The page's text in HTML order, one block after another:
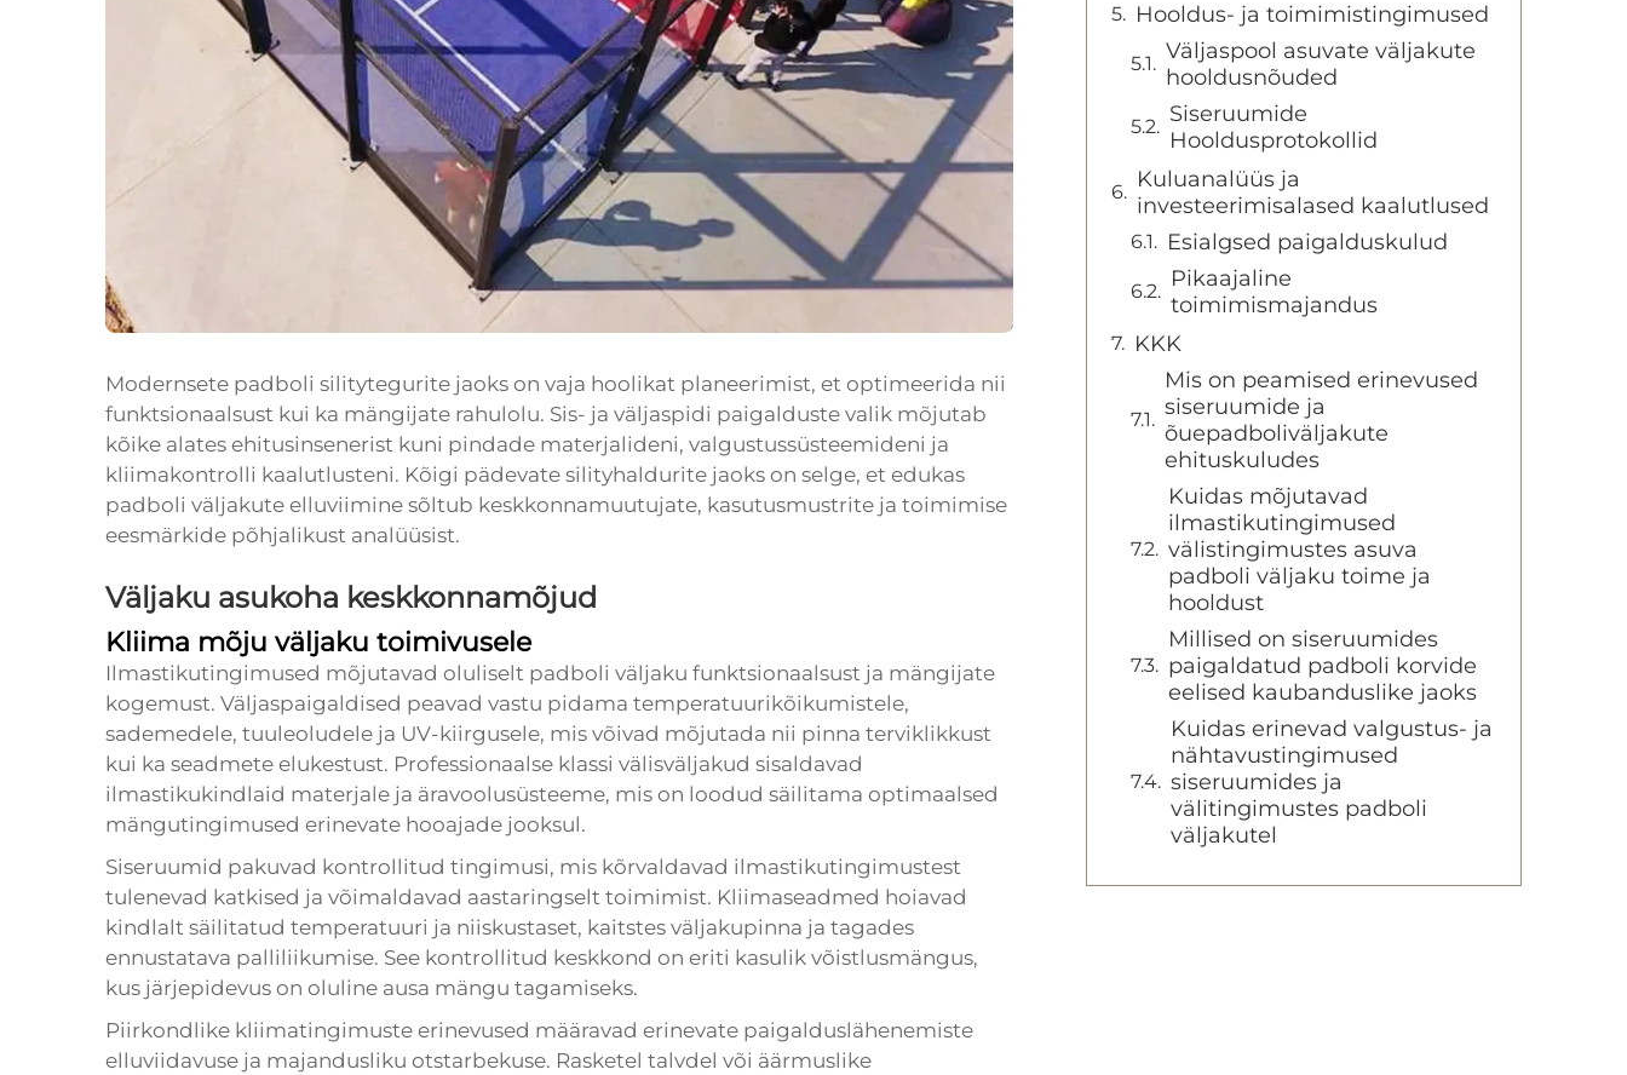
Modernsete padboli silitytegurite jaoks on vaja hoolikat planeerimist, et optimeerida nii
funktsionaalsust kui ka mängijate rahulolu. Sis- ja väljaspidi paigalduste valik mõjutab
kõike alates ehitusinsenerist kuni pindade materjalideni, valgustussüsteemideni ja
kliimakontrolli kaalutlusteni. Kõigi pädevate silityhaldurite jaoks on selge, et edukas
padboli väljakute elluviimine sõltub keskkonnamuutujate, kasutusmustrite ja toimimise
eesmärkide põhjalikust analüüsist.
Väljaku asukoha keskkonnamõjud
Kliima mõju väljaku toimivusele
Ilmastikutingimused mõjutavad oluliselt padboli väljaku funktsionaalsust ja mängijate
kogemust. Väljaspaigaldised peavad vastu pidama temperatuurikõikumistele,
sademedele, tuuleoludele ja UV-kiirgusele, mis võivad mõjutada nii pinna terviklikkust
kui ka seadmete elukestust. Professionaalse klassi välisväljakud sisaldavad
ilmastikukindlaid materjale ja äravoolusüsteeme, mis on loodud säilitama optimaalsed
mängutingimused erinevate hooajade jooksul.
Siseruumid pakuvad kontrollitud tingimusi, mis kõrvaldavad ilmastikutingimustest
tulenevad katkised ja võimaldavad aastaringselt toimimist. Kliimaseadmed hoiavad
kindlalt säilitatud temperatuuri ja niiskustaset, kaitstes väljakupinna ja tagades
ennustatava palliliikumise. See kontrollitud keskkond on eriti kasulik võistlusmängus,
kus järjepidevus on oluline ausa mängu tagamiseks.
Piirkondlike kliimatingimuste erinevused määravad erinevate paigalduslähenemiste
elluviidavuse ja majandusliku otstarbekuse. Rasketel talvdel või äärmuslike
Hooldus- ja toimimistingimused
Väljaspool asuvate väljakute
hooldusnõuded
Siseruumide
Hooldusprotokollid
Kuluanalüüs ja
investeerimisalased kaalutlused
Esialgsed paigalduskulud
Pikaajaline
toimimismajandus
KKK
Mis on peamised erinevused
siseruumide ja
õuepadboliväljakute
ehituskuludes
Kuidas mõjutavad
ilmastikutingimused
välistingimustes asuva
padboli väljaku toime ja
hooldust
Millised on siseruumides
paigaldatud padboli korvide
eelised kaubanduslike jaoks
Kuidas erinevad valgustus- ja
nähtavustingimused
siseruumides ja
välitingimustes padboli
väljakutel